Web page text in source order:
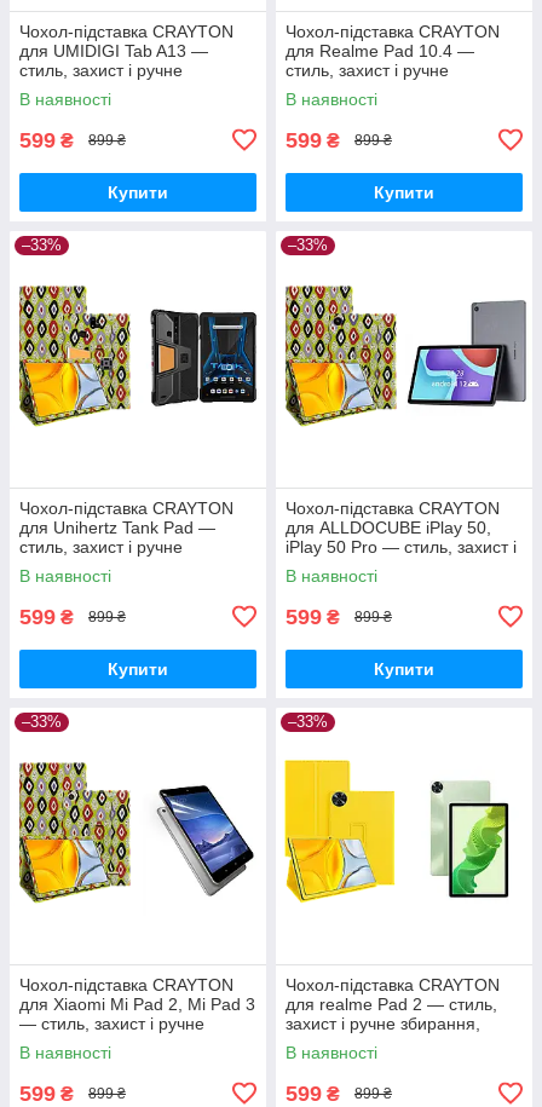
Чохол-підставка CRAYTON
для UMIDIGI Tab A13 —
стиль, захист і ручне
збирання, колір Камні
В наявності
599 ₴ 899 ₴
Купити
Чохол-підставка CRAYTON
для Realme Pad 10.4 —
стиль, захист і ручне
збирання, колір Жовтий
В наявності
599 ₴ 899 ₴
Купити
–33%
Чохол-підставка CRAYTON
для Unihertz Tank Pad —
стиль, захист і ручне
збирання, колір Камні
В наявності
599 ₴ 899 ₴
Купити
–33%
Чохол-підставка CRAYTON
для ALLDOCUBE iPlay 50,
iPlay 50 Pro — стиль, захист і
ручне збирання, колір Камні
В наявності
599 ₴ 899 ₴
Купити
–33%
Чохол-підставка CRAYTON
для Xiaomi Mi Pad 2, Mi Pad 3
— стиль, захист і ручне
збирання, колір Камні
В наявності
599 ₴ 899 ₴
–33%
Чохол-підставка CRAYTON
для realme Pad 2 — стиль,
захист і ручне збирання,
колір Жовтий
В наявності
599 ₴ 899 ₴